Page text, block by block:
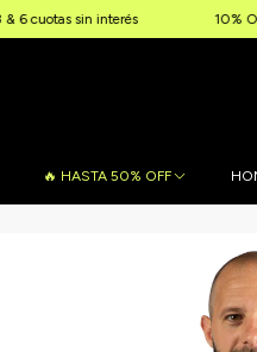
sin interés 10% OFF extra
🔥 HASTA 50% OFF